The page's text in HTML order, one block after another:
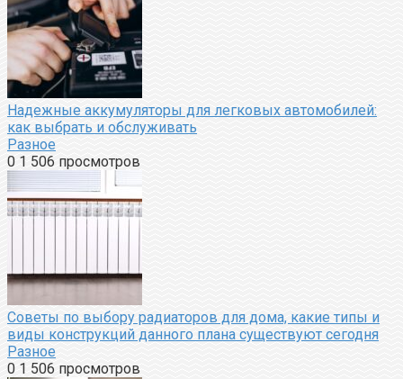
Надежные аккумуляторы для легковых автомобилей:
как выбрать и обслуживать
Разное
0 1 506 просмотров
Советы по выбору радиаторов для дома, какие типы и
виды конструкций данного плана существуют сегодня
Разное
0 1 506 просмотров